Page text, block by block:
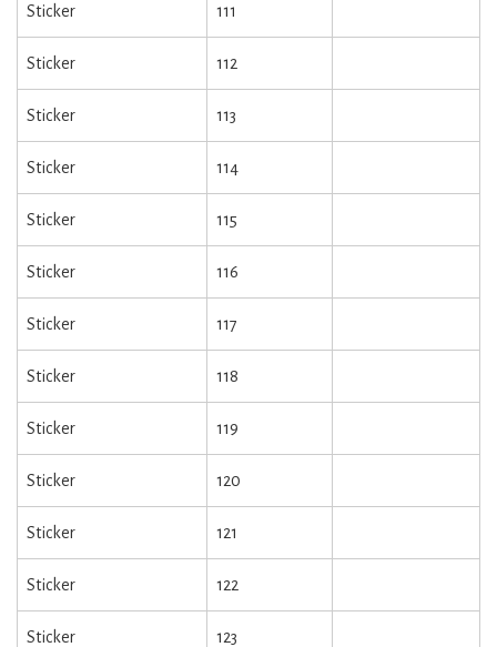
Sticker 111
Sticker 112
Sticker 113
Sticker 114
Sticker 115
Sticker 116
Sticker 117
Sticker 118
Sticker 119
Sticker 120
Sticker 121
Sticker 122
Sticker 123